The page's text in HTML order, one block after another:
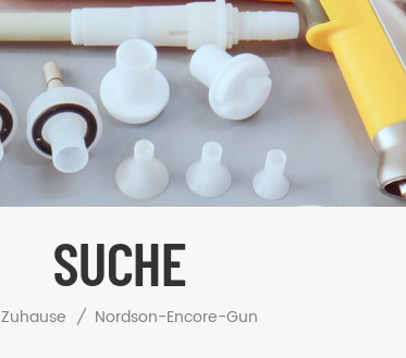
SUCHE
Zuhause / Nordson-Encore-Gun